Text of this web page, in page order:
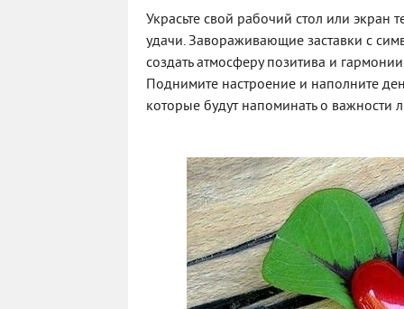
Украсьте свой рабочий стол или
удачи. Завораживающие заставки с
создать атмосферу позитива и
Поднимите настроение и наполните
которые будут напоминать о